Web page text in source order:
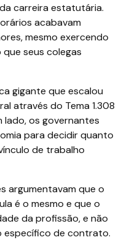
carreira estatutária.
acabavam
mesmo exercendo
seus colegas
gigante que escalou
através do Tema 1.308
lado, os governantes
para decidir quanto
de trabalho
argumentavam que o
é o mesmo e que o
da profissão, e não
específico de contrato.